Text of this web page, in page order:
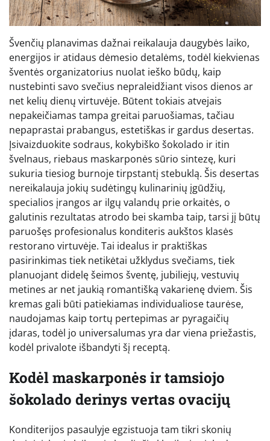
Švenčių planavimas dažnai reikalauja daugybės laiko,
energijos ir atidaus dėmesio detalėms, todėl kiekvienas
šventės organizatorius nuolat ieško būdų, kaip
nustebinti savo svečius nepraleidžiant visos dienos ar
net kelių dienų virtuvėje. Būtent tokiais atvejais
nepakeičiamas tampa greitai paruošiamas, tačiau
nepaprastai prabangus, estetiškas ir gardus desertas.
Įsivaizduokite sodraus, kokybiško šokolado ir itin
švelnaus, riebaus maskarponės sūrio sintezę, kuri
sukuria tiesiog burnoje tirpstantį stebuklą. Šis desertas
nereikalauja jokių sudėtingų kulinarinių įgūdžių,
specialios įrangos ar ilgų valandų prie orkaitės, o
galutinis rezultatas atrodo bei skamba taip, tarsi jį būtų
paruošęs profesionalus konditeris aukštos klasės
restorano virtuvėje. Tai idealus ir praktiškas
pasirinkimas tiek netikėtai užklydus svečiams, tiek
planuojant didelę šeimos šventę, jubiliejų, vestuvių
metines ar net jaukią romantišką vakarienę dviem. Šis
kremas gali būti patiekiamas individualiose taurėse,
naudojamas kaip tortų pertepimas ar pyragaičių
įdaras, todėl jo universalumas yra dar viena priežastis,
kodėl privalote išbandyti šį receptą.
Kodėl maskarponės ir tamsiojo
šokolado derinys vertas ovacijų
Konditerijos pasaulyje egzistuoja tam tikri skonių